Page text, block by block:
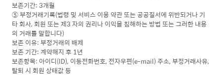
보존기간: 3개월
⑤ 부정거래기록(법령 및 서비스 이용 약관 또는 공공질서에 위반되거나 기
타 회사, 회원 또는 제3 자의 권리나 이익을 침해하는 방법 또는 그러한 내용
의 거래를 말합니다)
보존 이유: 부정거래의 배제
보존 기간: 계약해지 후 1년
보존항목: 아이디(ID), 이동전화번호, 전자우편(e-mail) 주소, 부정거래사유,
탈퇴 시 회원 상태값 등